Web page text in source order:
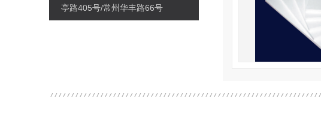
亭路405号/常州华丰路66号